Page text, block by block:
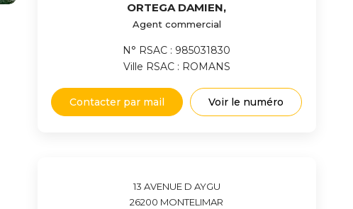
13 AVENUE D AYGU
26200 MONTELIMAR
ORTEGA DAMIEN,
Agent commercial
N° RSAC : 985031830
Ville RSAC : ROMANS
Contacter par mail Voir le numéro